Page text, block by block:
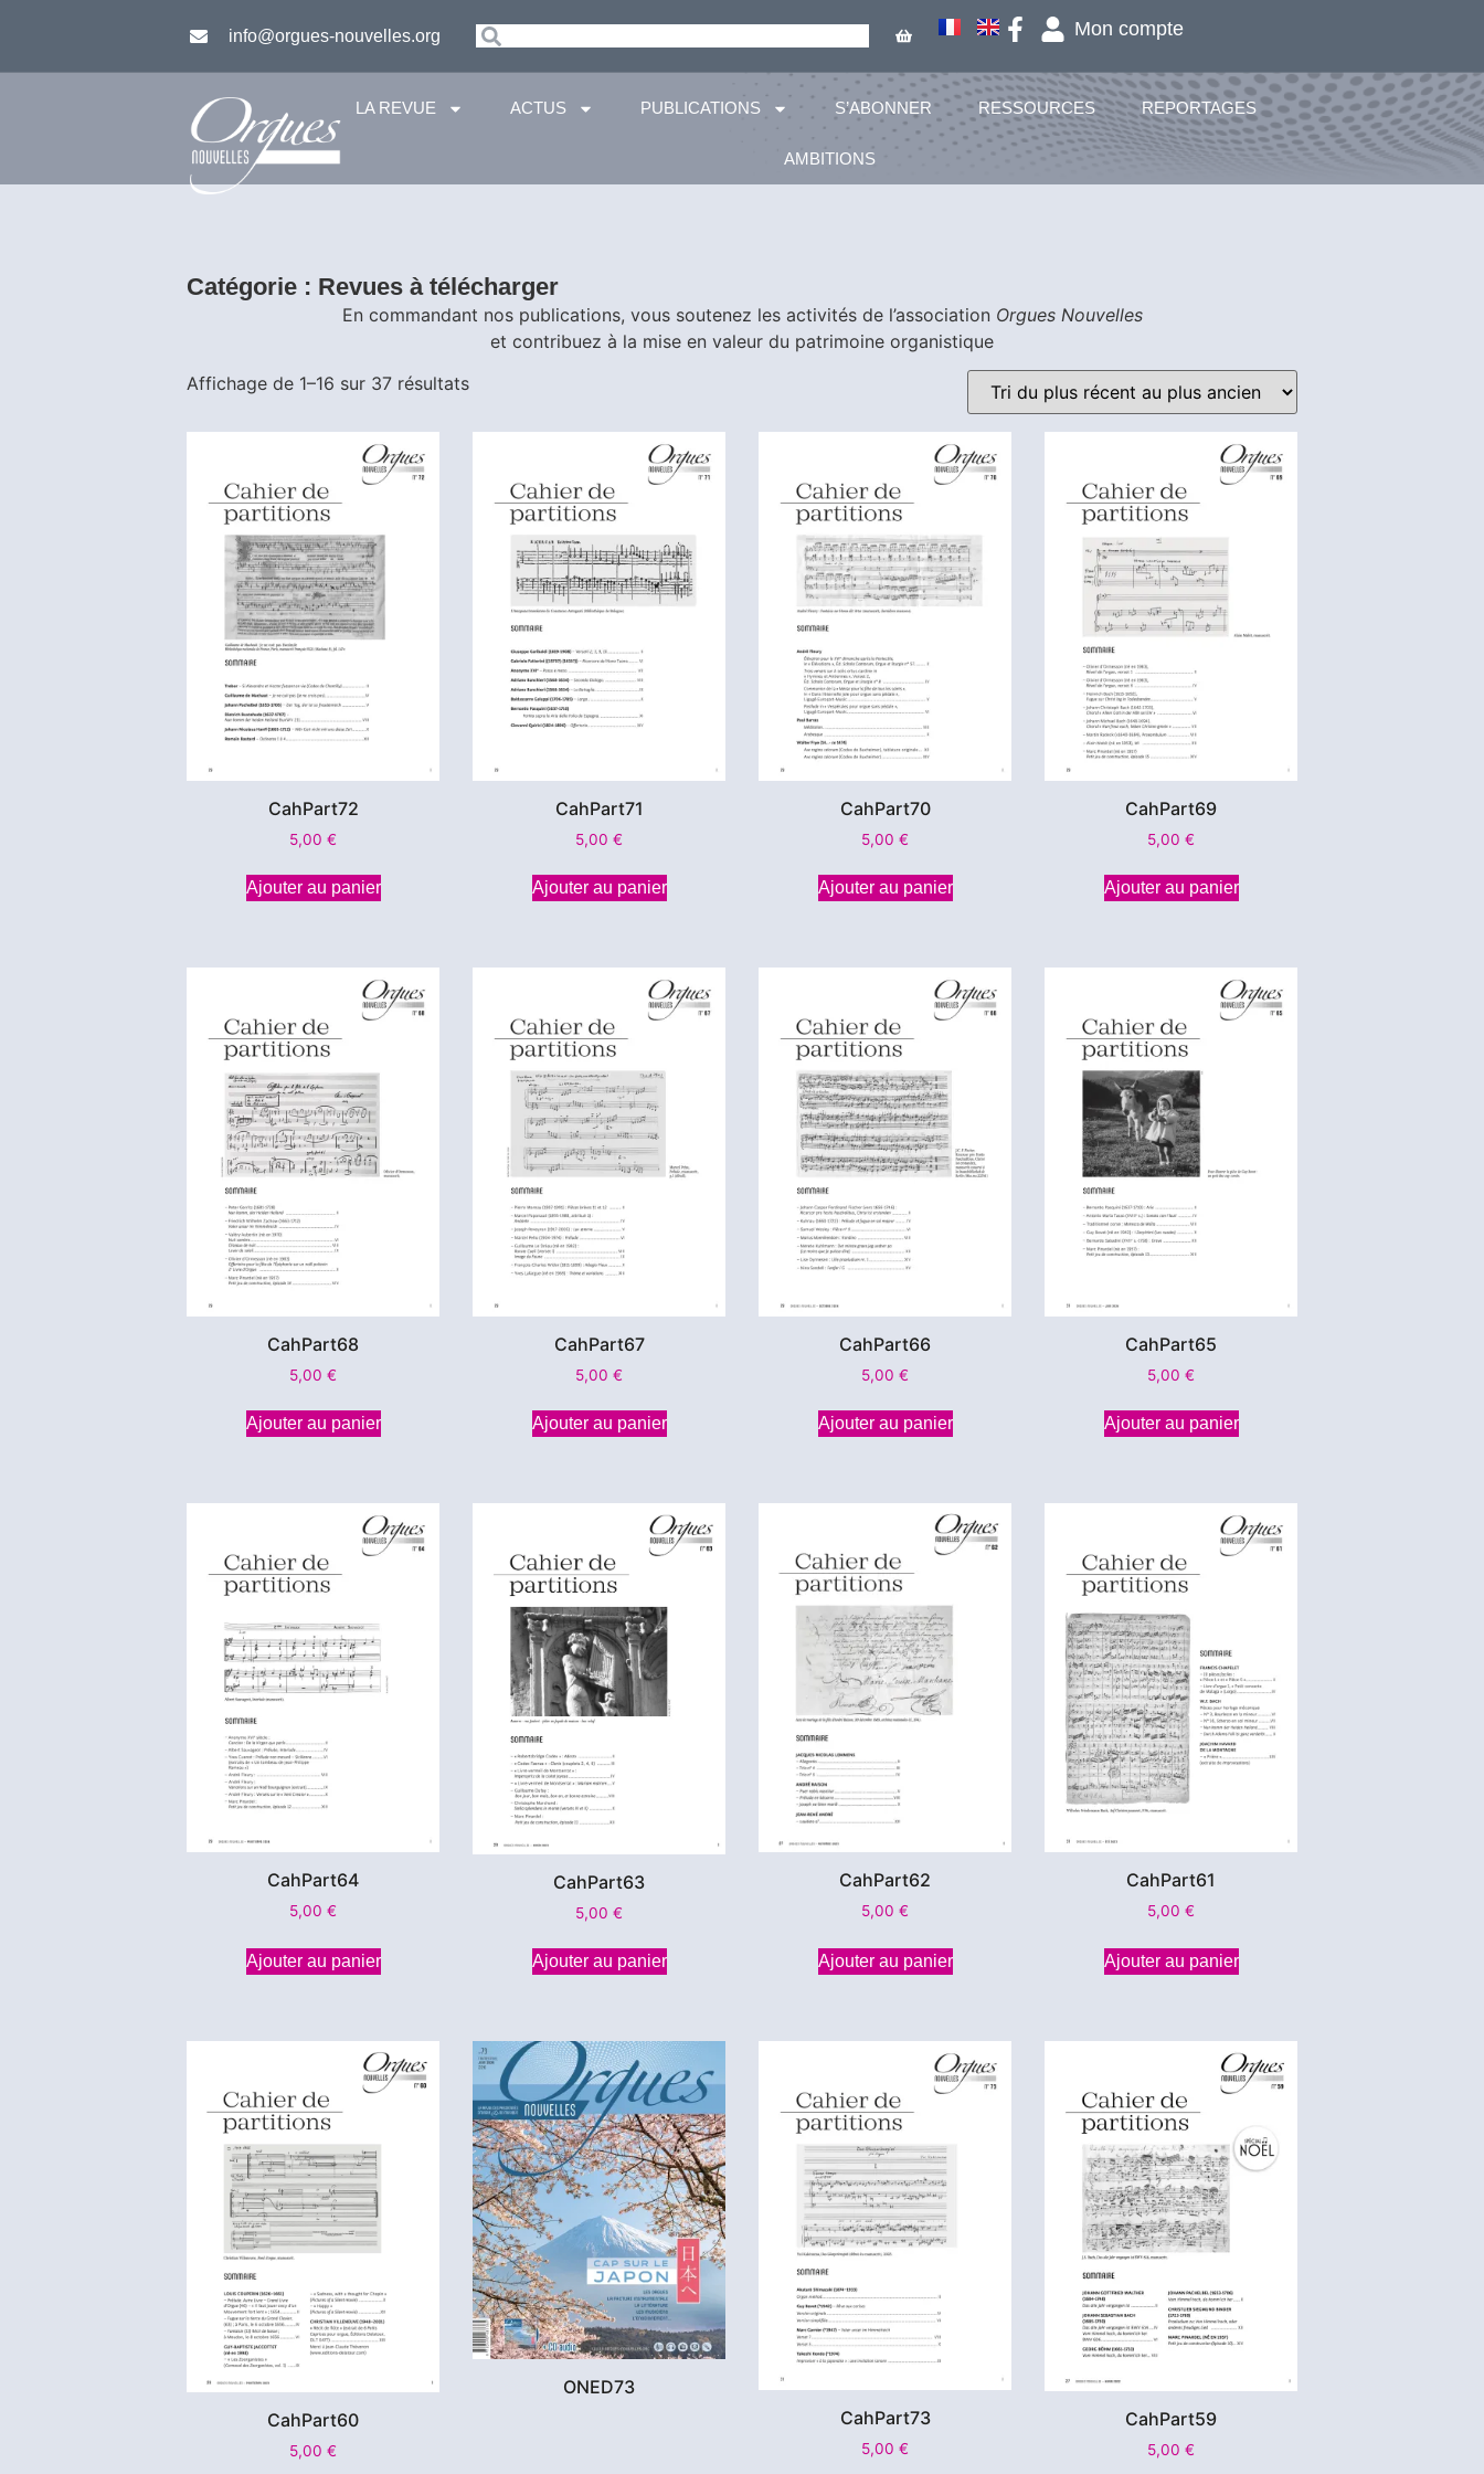
info@orgues-nouvelles.org Mon compte
LA REVUE ACTUS PUBLICATIONS S’ABONNER RESSOURCES REPORTAGES
AMBITIONS
Catégorie : Revues à télécharger
En commandant nos publications, vous soutenez les activités de l’association Orgues Nouvelles
et contribuez à la mise en valeur du patrimoine organistique
Affichage de 1–16 sur 37 résultats
CahPart72
5,00 €
Ajouter au panier
CahPart71
5,00 €
Ajouter au panier
CahPart70
5,00 €
Ajouter au panier
CahPart69
5,00 €
Ajouter au panier
CahPart68
5,00 €
Ajouter au panier
CahPart67
5,00 €
Ajouter au panier
CahPart66
5,00 €
Ajouter au panier
CahPart65
5,00 €
Ajouter au panier
CahPart64
5,00 €
Ajouter au panier
CahPart63
5,00 €
Ajouter au panier
CahPart62
5,00 €
Ajouter au panier
CahPart61
5,00 €
Ajouter au panier
CahPart60
5,00 €
ONED73
CahPart73
5,00 €
CahPart59
5,00 €